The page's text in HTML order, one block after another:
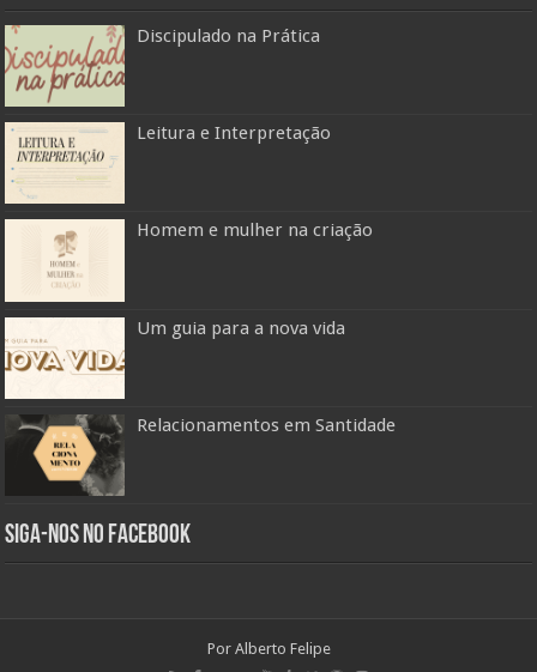
Discipulado na Prática
Leitura e Interpretação
Homem e mulher na criação
Um guia para a nova vida
Relacionamentos em Santidade
Siga-nos no Facebook
Por Alberto Felipe